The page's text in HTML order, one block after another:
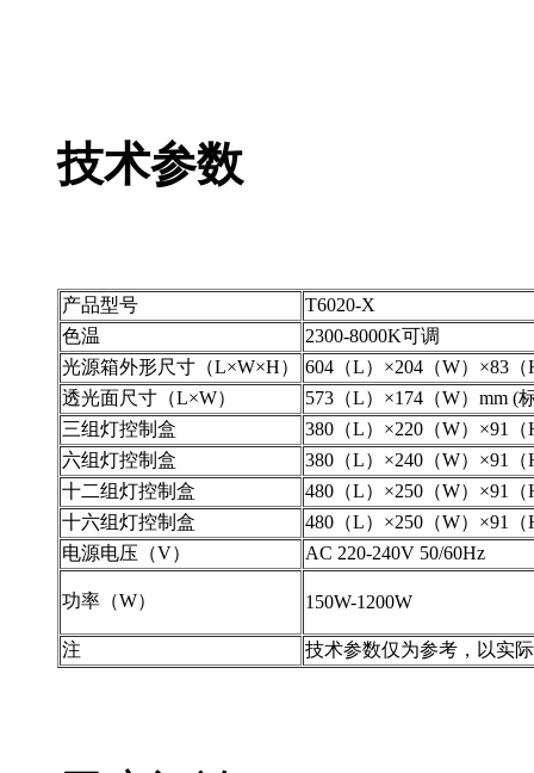
技术参数
产品型号
T6020-X
色温
2300-8000K可调
光源箱外形尺寸（L×W×H）
604（L）×204（W）×83
透光面尺寸（L×W）
573（L）×174（W）mm (
三组灯控制盒
380（L）×220（W）×91（
六组灯控制盒
380（L）×240（W）×91（
十二组灯控制盒
480（L）×250（W）×91（
十六组灯控制盒
480（L）×250（W）×91（
电源电压（V）
AC 220-240V 50/60Hz
功率（W） 150W-1200W
注 技术参数仅为参考，以实